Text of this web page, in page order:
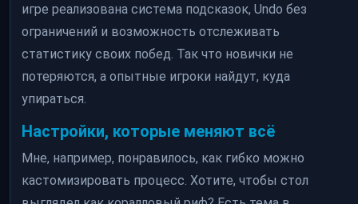
игре реализована система подсказок, Undo без
ограничений и возможность отслеживать
статистику своих побед. Так что новички не
потеряются, а опытные игроки найдут, куда
упираться.
Настройки, которые меняют всё
Мне, например, понравилось, как гибко можно
кастомизировать процесс. Хотите, чтобы стол